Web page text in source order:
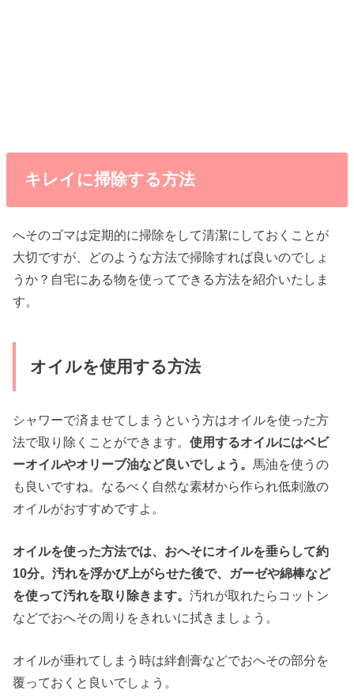
キレイに掃除する方法
へそのゴマは定期的に掃除をして清潔にしておくことが
大切ですが、どのような方法で掃除すれば良いのでしょ
うか？自宅にある物を使ってできる方法を紹介いたしま
す。
オイルを使用する方法
シャワーで済ませてしまうという方はオイルを使った方
法で取り除くことができます。使用するオイルにはベビ
ーオイルやオリーブ油など良いでしょう。 馬油を使うの
も良いですね。なるべく自然な素材から作られ低刺激の
オイルがおすすめですよ。
オイルを使った方法では、おへそにオイルを垂らして約
10分。汚れを浮かび上がらせた後で、ガーゼや綿棒など
を使って汚れを取り除きます。汚れが取れたらコットン
などでおへその周りをきれいに拭きましょう。
オイルが垂れてしまう時は絆創膏などでおへその部分を
覆っておくと良いでしょう。